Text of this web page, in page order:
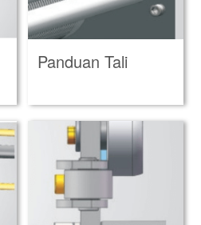
Panduan Tali